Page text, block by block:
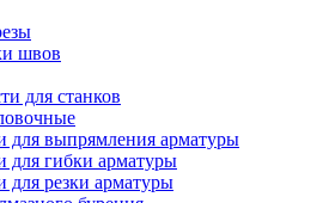
швов
для станков
для выпрямления арматуры
для гибки арматуры
для резки арматуры